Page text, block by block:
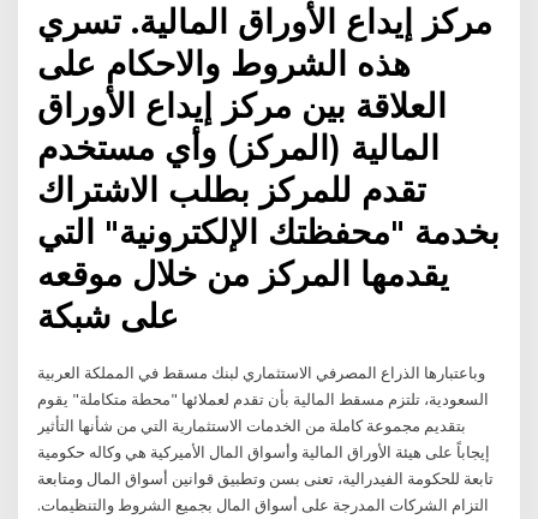
مركز إيداع الأوراق المالية. تسري
هذه الشروط والاحكام على
العلاقة بين مركز إيداع الأوراق
المالية (المركز) وأي مستخدم
تقدم للمركز بطلب الاشتراك
بخدمة "محفظتك الإلكترونية" التي
يقدمها المركز من خلال موقعه
على شبكة
وباعتبارها الذراع المصرفي الاستثماري لبنك مسقط في المملكة العربية
السعودية، تلتزم مسقط المالية بأن تقدم لعملائها "محطة متكاملة" يقوم
بتقديم مجموعة كاملة من الخدمات الاستثمارية التي من شأنها التأثير
إيجاباً على هيئة الأوراق المالية وأسواق المال الأميركية هي وكاله حكومية
تابعة للحكومة الفيدرالية، تعنى بسن وتطبيق قوانين أسواق المال ومتابعة
التزام الشركات المدرجة على أسواق المال بجميع الشروط والتنظيمات.